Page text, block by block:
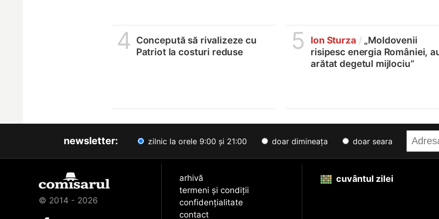
4 Concepută să rivalizeze cu
Patriot la costuri reduse
5 Ion Sturza / „Moldovenii
risipesc energia României,
arătat degetul mijlociu”
newsletter: zilnic la orele 9:00 și 21:00 doar dimineața doar seara
© 2014 - 2026
arhivă
termeni și condiții
confidențialitate
contact
cuvântul zilei